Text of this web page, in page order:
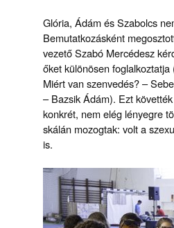
Glória, Ádám és Szabolcs
Bemutatkozásként
vezető Szabó Mercédesz
őket különösen
Miért van szenvedés? –
– Bazsik Ádám). Ezt
konkrét, nem elég lényegre
skálán mozogtak: volt a
is.